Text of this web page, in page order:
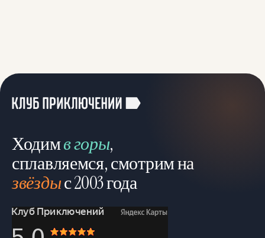
Ходимв горы,
сплавляемся, смотрим на
звёздыс 2003 года